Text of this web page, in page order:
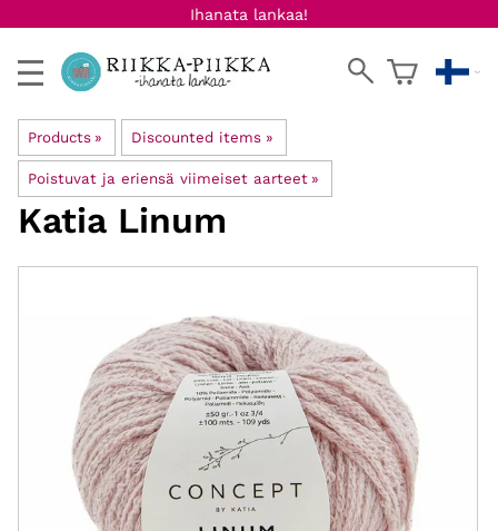
Ihanata lankaa!
Products ‪» Discounted items ‪»
Poistuvat ja eriensä viimeiset aarteet ‪»
Katia Linum